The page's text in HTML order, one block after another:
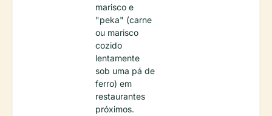
marisco e
"peka" (carne
ou marisco
cozido
lentamente
sob uma pá de
ferro) em
restaurantes
próximos.